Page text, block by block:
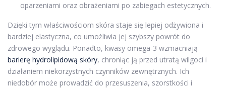
oparzeniami oraz obrażeniami po zabiegach estetycznych.
Dzięki tym właściwościom skóra staje się lepiej odżywiona i
bardziej elastyczna, co umożliwia jej szybszy powrót do
zdrowego wyglądu. Ponadto, kwasy omega-3 wzmacniają
barierę hydrolipidową skóry, chroniąc ją przed utratą wilgoci i
działaniem niekorzystnych czynników zewnętrznych. Ich
niedobór może prowadzić do przesuszenia, szorstkości i